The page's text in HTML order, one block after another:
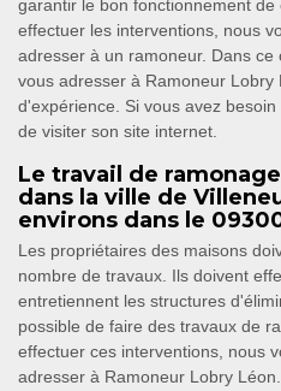
garantir le bon fonctionnement
effectuer les interventions, nous
adresser à un ramoneur. Dans
vous adresser à Ramoneur
d'expérience. Si vous avez
de visiter son site internet.
Le travail de
dans la ville de
environs dans le
Les propriétaires des maisons
nombre de travaux. Ils doivent
entretiennent les structures
possible de faire des travaux de
effectuer ces interventions, nous
adresser à Ramoneur Lobry